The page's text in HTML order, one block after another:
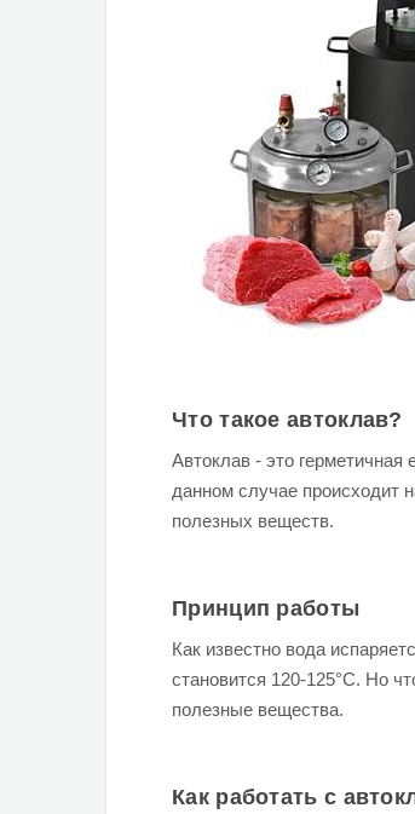
Что такое автоклав?
Автоклав - это герметичная
данном случае происходит
полезных веществ.
Принцип работы
Как известно вода
становится 120-125°С. Но
полезные вещества.
Как работать с